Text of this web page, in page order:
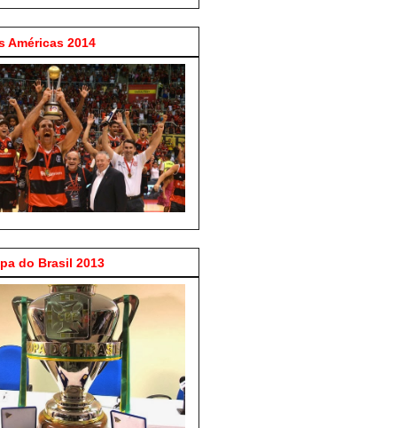
Américas 2014
do Brasil 2013